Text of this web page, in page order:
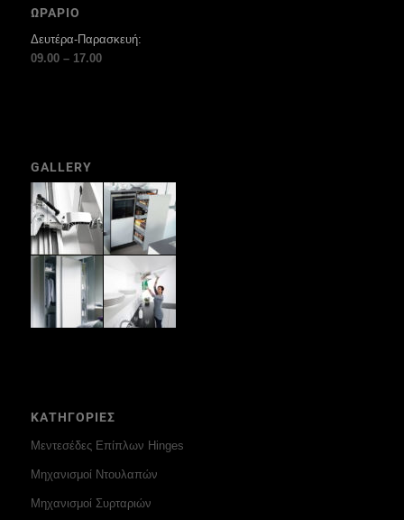
ΩΡΑΡΙΟ
Δευτέρα-Παρασκευή:
09.00 – 17.00
GALLERY
ΚΑΤΗΓΟΡΙΕΣ
Μεντεσέδες Επίπλων Hinges
Μηχανισμοί Ντουλαπών
Μηχανισμοί Συρταριών